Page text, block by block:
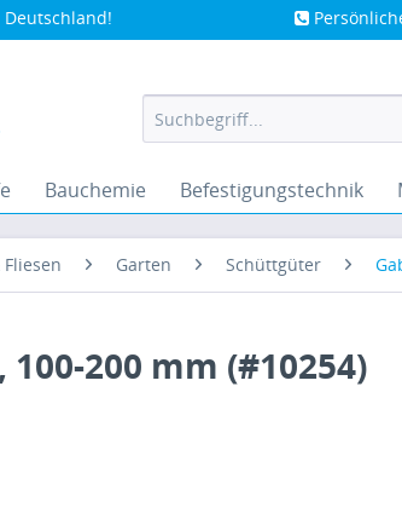
Bauchemie Befestigungstechnik
Garten Schüttgüter
100-200 mm (#10254)